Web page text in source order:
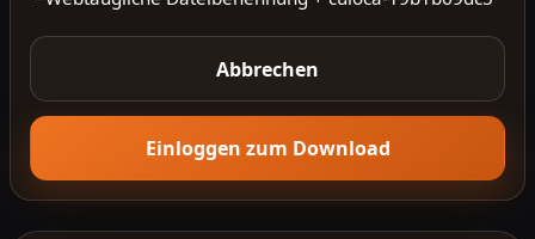
Abbrechen
Einloggen zum Download